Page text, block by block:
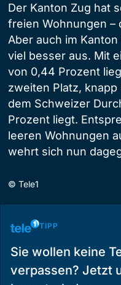
Der Kanton Zug hat
freien Wohnungen –
Aber auch im
viel besser aus. Mit
von 0,44 Prozent
zweiten Platz,
dem Schweizer
Prozent liegt.
leeren Wohnungen
wehrt sich nun
© Tele1
TIPP
Sie wollen keine
verpassen? Jetzt